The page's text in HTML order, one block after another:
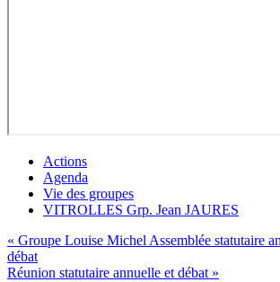
Actions
Agenda
Vie des groupes
VITROLLES Grp. Jean JAURES
Navigation
de
« Groupe Louise Michel Assemblée statutaire
débat
Réunion statutaire annuelle et débat »